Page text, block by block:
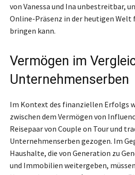
von Vanessa und Ina unbestreitbar,
Online-Präsenz in der heutigen
bringen kann.
Vermögen im
Unternehmenserben
Im Kontext des finanziellen Erfolgs
zwischen dem Vermögen von
Reisepaar von Couple on Tour und
Unternehmenserben gezogen. Im
Haushalte, die von Generation zu
und Immobilien weitergeben,